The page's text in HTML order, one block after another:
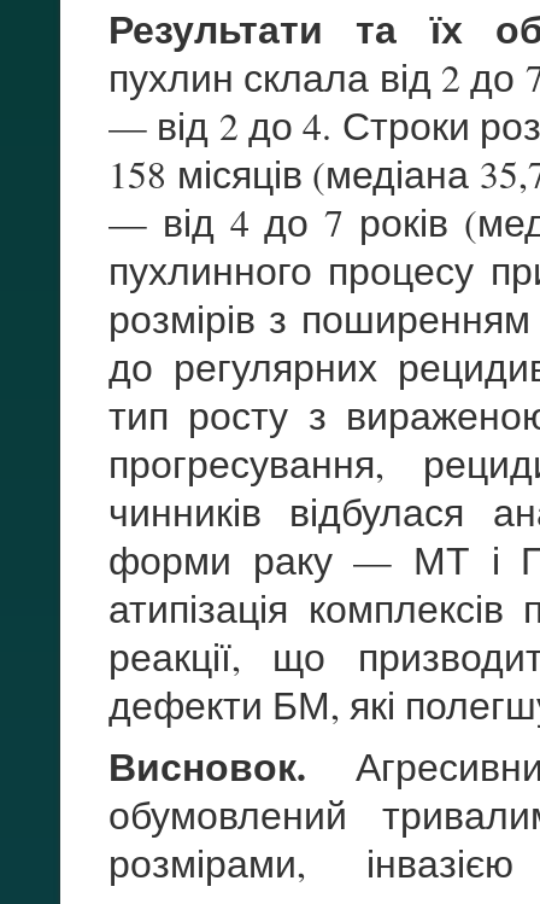
Результати та їх
пухлин склала від 2 до
— від 2 до 4. Строки
158 місяців (медіана
— від 4 до 7 років
пухлинного процесу
розмірів з поширенням
до регулярних
тип росту з
прогресування,
чинників відбулася
форми раку — МТ і
атипізація
реакції, що
дефекти БМ, які
Висновок.
обумовлений
розмірами,